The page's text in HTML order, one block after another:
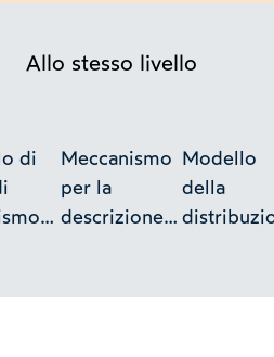
Allo stesso livello
di
Meccanismo
per la
descrizione
fianchi radiali
Modello
della
semifisse